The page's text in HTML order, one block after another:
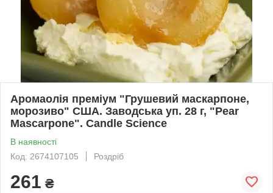
Аромаолія преміум "Грушевий маскарпоне,
морозиво" США. Заводська уп. 28 г, "Pear
Mascarpone". Candle Science
В наявності
Код: 2674107105
Роздріб
261 ₴